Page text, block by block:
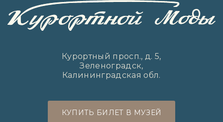
Курортный просп., д. 5,
Зеленоградск,
Калининградская обл.
КУПИТЬ БИЛЕТ В МУЗЕЙ